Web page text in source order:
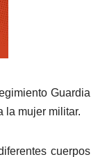
Guardia
la mujer militar.
cuerpos